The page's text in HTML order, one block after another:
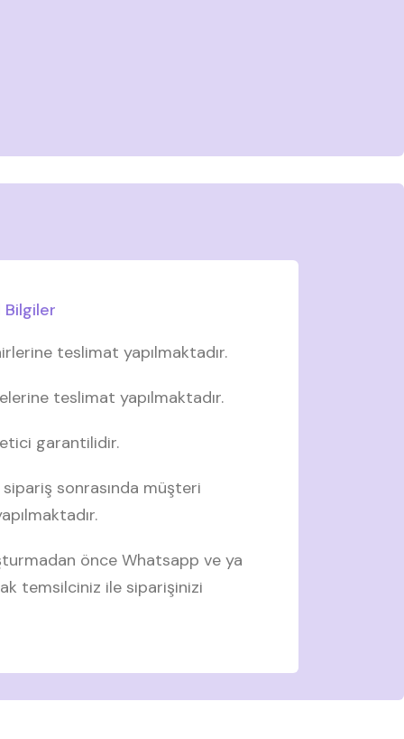
Bilgiler
teslimat yapılmaktadır.
teslimat yapılmaktadır.
garantilidir.
sonrasında müşteri
önce Whatsapp ve ya
temsilciniz ile siparişinizi